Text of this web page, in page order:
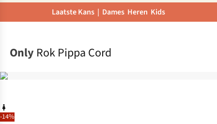
Laatste Kans | Dames Heren Kids
-14%
Only Rok Pippa Cord